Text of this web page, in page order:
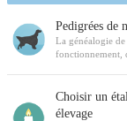
Pedigrées de
La généalogie de
fonctionnement,
Choisir un
élevage